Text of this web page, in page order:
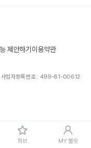
허브 MY 랠릿
제안하기 이용약관
| 사업자등록번호 : 499-81-00612